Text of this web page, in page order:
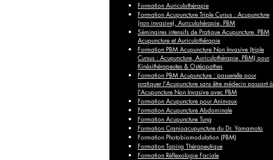
Formation Auriculothérapie
Formation Acupuncture Triple Cursus : Acupuncture
(non invasive), Auriculohérapie, PBM
Séminaires intensifs de Pratique Acupuncture, PBM
Acupuncture et Auriculothérapie
Formation PBM Acupuncture Non Invasive (triple
Cursus : Acupuncture, Auriculothérapie, PBM) pour
Kinésithérapeutes & Ostéopathes
Formation PBM Acupuncture : passerelle pour
pratiquer l'Acupuncture sans être médecin passant à
l'Acupuncture Non Invasive avec PBM
Formation Acupuncture pour Animaux
Formation Acupuncture Abdominale
Formation Acupuncture Tung
Formation Cranioacupuncture du Dr. Yamamoto
Formation Photobiomodulation (PBM)
Formation Taping Thérapeutique
Formation Réflexologie Faciale